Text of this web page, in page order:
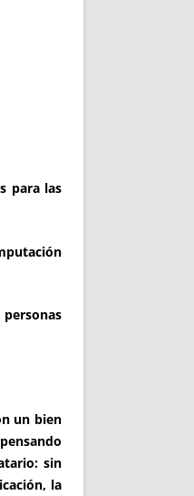
para las
un bien
sin
la